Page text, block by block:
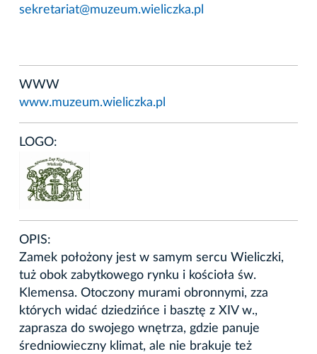
sekretariat@muzeum.wieliczka.pl
WWW
www.muzeum.wieliczka.pl
LOGO:
OPIS:
Zamek położony jest w samym sercu Wieliczki,
tuż obok zabytkowego rynku i kościoła św.
Klemensa. Otoczony murami obronnymi, zza
których widać dziedzińce i basztę z XIV w.,
zaprasza do swojego wnętrza, gdzie panuje
średniowieczny klimat, ale nie brakuje też